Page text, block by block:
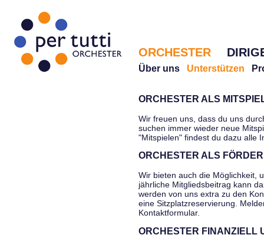
ORCHESTER
Über uns Unterstützen
ORCHESTER ALS
Wir freuen uns, dass du uns
suchen immer wieder neue
"Mitspielen" findest du dazu alle
ORCHESTER ALS
Wir bieten auch die Möglichkeit,
jährliche Mitgliedsbeitrag kann
werden von uns extra zu den
eine Sitzplatzreservierung.
Kontaktformular.
ORCHESTER FINANZIELL